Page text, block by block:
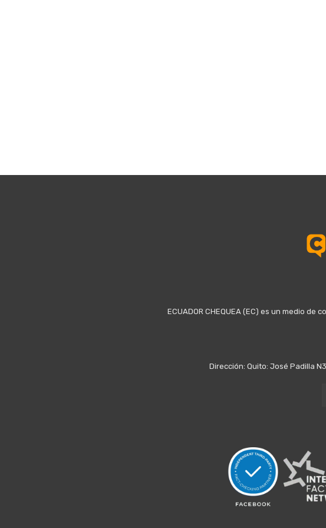
ECUADOR CHEQUEA (EC) es un medio
Dirección: Quito: José Padilla